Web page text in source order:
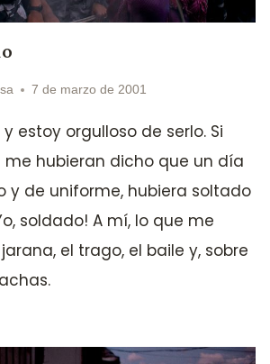
7 de marzo de 2001
estoy orgulloso de serlo. Si
me hubieran dicho que un día
y de uniforme, hubiera soltado
soldado! A mí, lo que me
el trago, el baile y, sobre